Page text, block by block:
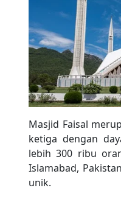
Masjid Faisal
ketiga dengan
lebih 300 ribu
Islamabad,
unik.